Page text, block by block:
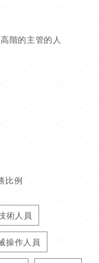
階的主管的人
比例
術人員
操作人員